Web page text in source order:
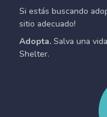
Si estás buscando
sitio adecuado!
Adopta. Salva una
Shelter.